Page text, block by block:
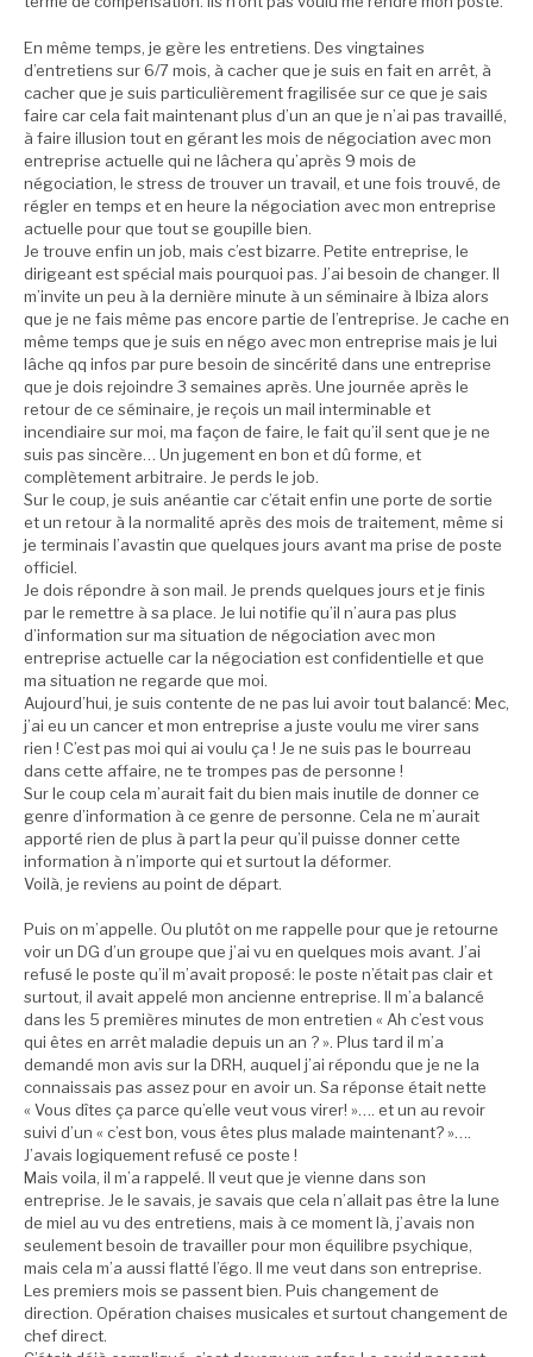
En même temps, je gère les entretiens. Des vingtaines
d’entretiens sur 6/7 mois, à cacher que je suis en fait en arrêt, à
cacher que je suis particulièrement fragilisée sur ce que je sais
faire car cela fait maintenant plus d’un an que je n’ai pas travaillé,
à faire illusion tout en gérant les mois de négociation avec mon
entreprise actuelle qui ne lâchera qu’après 9 mois de
négociation, le stress de trouver un travail, et une fois trouvé, de
régler en temps et en heure la négociation avec mon entreprise
actuelle pour que tout se goupille bien.
Je trouve enfin un job, mais c’est bizarre. Petite entreprise, le
dirigeant est spécial mais pourquoi pas. J’ai besoin de changer. Il
m’invite un peu à la dernière minute à un séminaire à Ibiza alors
que je ne fais même pas encore partie de l’entreprise. Je cache en
même temps que je suis en négo avec mon entreprise mais je lui
lâche qq infos par pure besoin de sincérité dans une entreprise
que je dois rejoindre 3 semaines après. Une journée après le
retour de ce séminaire, je reçois un mail interminable et
incendiaire sur moi, ma façon de faire, le fait qu’il sent que je ne
suis pas sincère… Un jugement en bon et dû forme, et
complètement arbitraire. Je perds le job.
Sur le coup, je suis anéantie car c’était enfin une porte de sortie
et un retour à la normalité après des mois de traitement, même si
je terminais l’avastin que quelques jours avant ma prise de poste
officiel.
Je dois répondre à son mail. Je prends quelques jours et je finis
par le remettre à sa place. Je lui notifie qu’il n’aura pas plus
d’information sur ma situation de négociation avec mon
entreprise actuelle car la négociation est confidentielle et que
ma situation ne regarde que moi.
Aujourd’hui, je suis contente de ne pas lui avoir tout balancé: Mec,
j’ai eu un cancer et mon entreprise a juste voulu me virer sans
rien ! C’est pas moi qui ai voulu ça ! Je ne suis pas le bourreau
dans cette affaire, ne te trompes pas de personne !
Sur le coup cela m’aurait fait du bien mais inutile de donner ce
genre d’information à ce genre de personne. Cela ne m’aurait
apporté rien de plus à part la peur qu’il puisse donner cette
information à n’importe qui et surtout la déformer.
Voilà, je reviens au point de départ.
Puis on m’appelle. Ou plutôt on me rappelle pour que je retourne
voir un DG d’un groupe que j’ai vu en quelques mois avant. J’ai
refusé le poste qu’il m’avait proposé: le poste n’était pas clair et
surtout, il avait appelé mon ancienne entreprise. Il m’a balancé
dans les 5 premières minutes de mon entretien « Ah c’est vous
qui êtes en arrêt maladie depuis un an ? ». Plus tard il m’a
demandé mon avis sur la DRH, auquel j’ai répondu que je ne la
connaissais pas assez pour en avoir un. Sa réponse était nette
« Vous dîtes ça parce qu’elle veut vous virer! »…. et un au revoir
suivi d’un « c’est bon, vous êtes plus malade maintenant? »….
J’avais logiquement refusé ce poste !
Mais voila, il m’a rappelé. Il veut que je vienne dans son
entreprise. Je le savais, je savais que cela n’allait pas être la lune
de miel au vu des entretiens, mais à ce moment là, j’avais non
seulement besoin de travailler pour mon équilibre psychique,
mais cela m’a aussi flatté l’égo. Il me veut dans son entreprise.
Les premiers mois se passent bien. Puis changement de
direction. Opération chaises musicales et surtout changement de
chef direct.